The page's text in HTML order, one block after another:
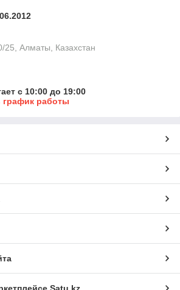
25, Алматы, Казахстан
с 10:00 до 19:00
график работы